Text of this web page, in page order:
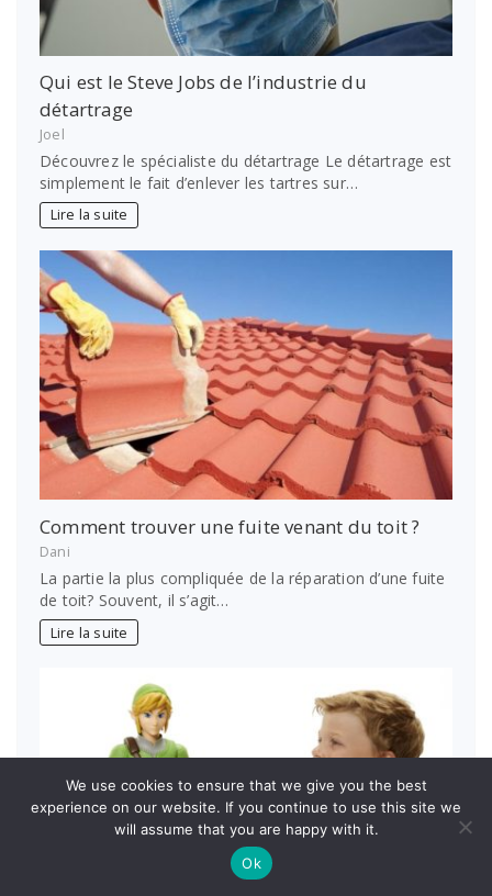
Qui est le Steve Jobs de l’industrie du
détartrage
Joel
Découvrez le spécialiste du détartrage Le détartrage est
simplement le fait d’enlever les tartres sur…
Lire la suite
Comment trouver une fuite venant du toit ?
Dani
La partie la plus compliquée de la réparation d’une fuite
de toit? Souvent, il s’agit…
Lire la suite
We use cookies to ensure that we give you the best
experience on our website. If you continue to use this site we
will assume that you are happy with it.
Ok